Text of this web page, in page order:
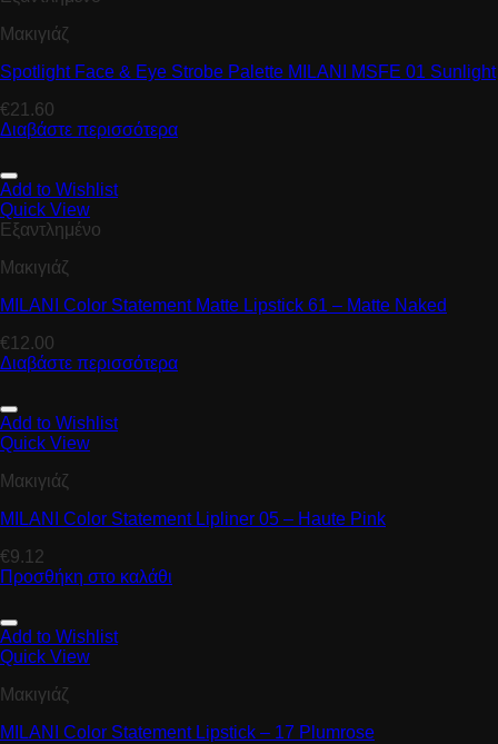
Μακιγιάζ
Spotlight Face & Eye Strobe Palette MILANI MSFE 01 Sunlight
€21.60
Διαβάστε περισσότερα
Add to Wishlist
Quick View
Εξαντλημένο
Μακιγιάζ
MILANI Color Statement Matte Lipstick 61 – Matte Naked
€12.00
Διαβάστε περισσότερα
Add to Wishlist
Quick View
Μακιγιάζ
MILANI Color Statement Lipliner 05 – Haute Pink
€9.12
Προσθήκη στο καλάθι
Add to Wishlist
Quick View
Μακιγιάζ
MILANI Color Statement Lipstick – 17 Plumrose